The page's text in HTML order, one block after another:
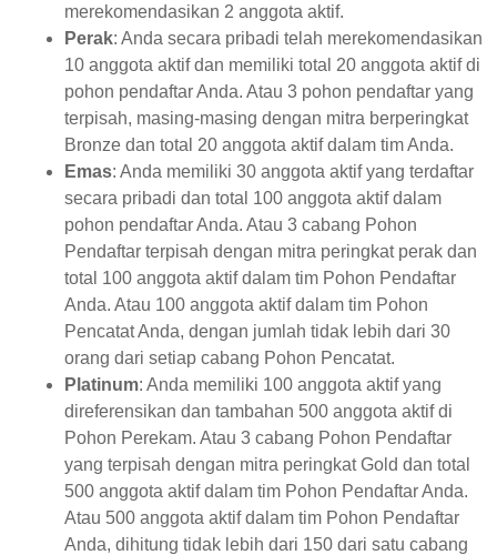
merekomendasikan 2 anggota aktif.
Perak: Anda secara pribadi telah merekomendasikan
10 anggota aktif dan memiliki total 20 anggota aktif di
pohon pendaftar Anda. Atau 3 pohon pendaftar yang
terpisah, masing-masing dengan mitra berperingkat
Bronze dan total 20 anggota aktif dalam tim Anda.
Emas: Anda memiliki 30 anggota aktif yang terdaftar
secara pribadi dan total 100 anggota aktif dalam
pohon pendaftar Anda. Atau 3 cabang Pohon
Pendaftar terpisah dengan mitra peringkat perak dan
total 100 anggota aktif dalam tim Pohon Pendaftar
Anda. Atau 100 anggota aktif dalam tim Pohon
Pencatat Anda, dengan jumlah tidak lebih dari 30
orang dari setiap cabang Pohon Pencatat.
Platinum: Anda memiliki 100 anggota aktif yang
direferensikan dan tambahan 500 anggota aktif di
Pohon Perekam. Atau 3 cabang Pohon Pendaftar
yang terpisah dengan mitra peringkat Gold dan total
500 anggota aktif dalam tim Pohon Pendaftar Anda.
Atau 500 anggota aktif dalam tim Pohon Pendaftar
Anda, dihitung tidak lebih dari 150 dari satu cabang